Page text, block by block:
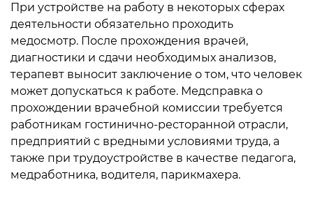
При устройстве на работу в некоторых сферах
деятельности обязательно проходить
медосмотр. После прохождения врачей,
диагностики и сдачи необходимых анализов,
терапевт выносит заключение о том, что человек
может допускаться к работе. Медсправка о
прохождении врачебной комиссии требуется
работникам гостинично-ресторанной отрасли,
предприятий с вредными условиями труда, а
также при трудоустройстве в качестве педагога,
медработника, водителя, парикмахера.